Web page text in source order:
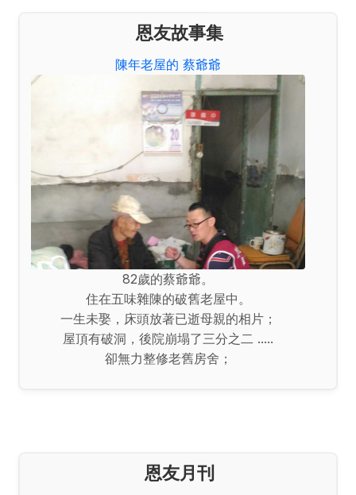
恩友故事集
陳年老屋的 蔡爺爺
82歲的蔡爺爺。
住在五味雜陳的破舊老屋中。
一生未娶，床頭放著已逝母親的相片；
屋頂有破洞，後院崩塌了三分之二 .....
卻無力整修老舊房舍；
恩友月刊